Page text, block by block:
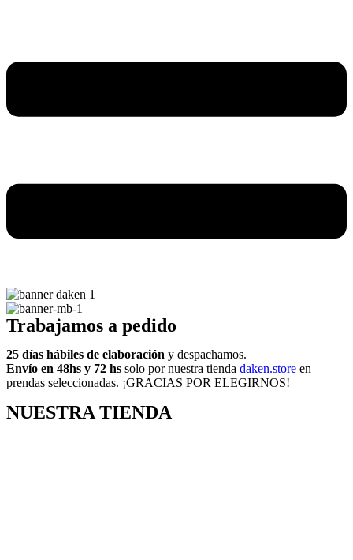
Trabajamos a pedido
25 días hábiles de elaboración y despachamos.
Envío en 48hs y 72 hs solo por nuestra tienda daken.store en
prendas seleccionadas. ¡GRACIAS POR ELEGIRNOS!
NUESTRA TIENDA